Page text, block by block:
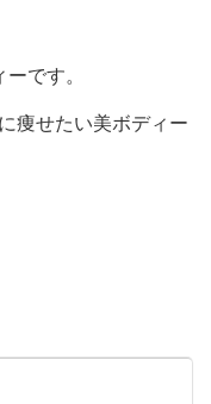
です。
痩せたい美ボディー